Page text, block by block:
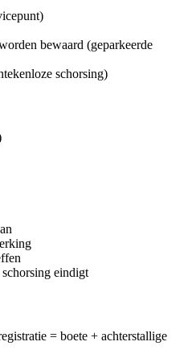
bewaard (geparkeerde
schorsing)
eindigt
= boete + achterstallige